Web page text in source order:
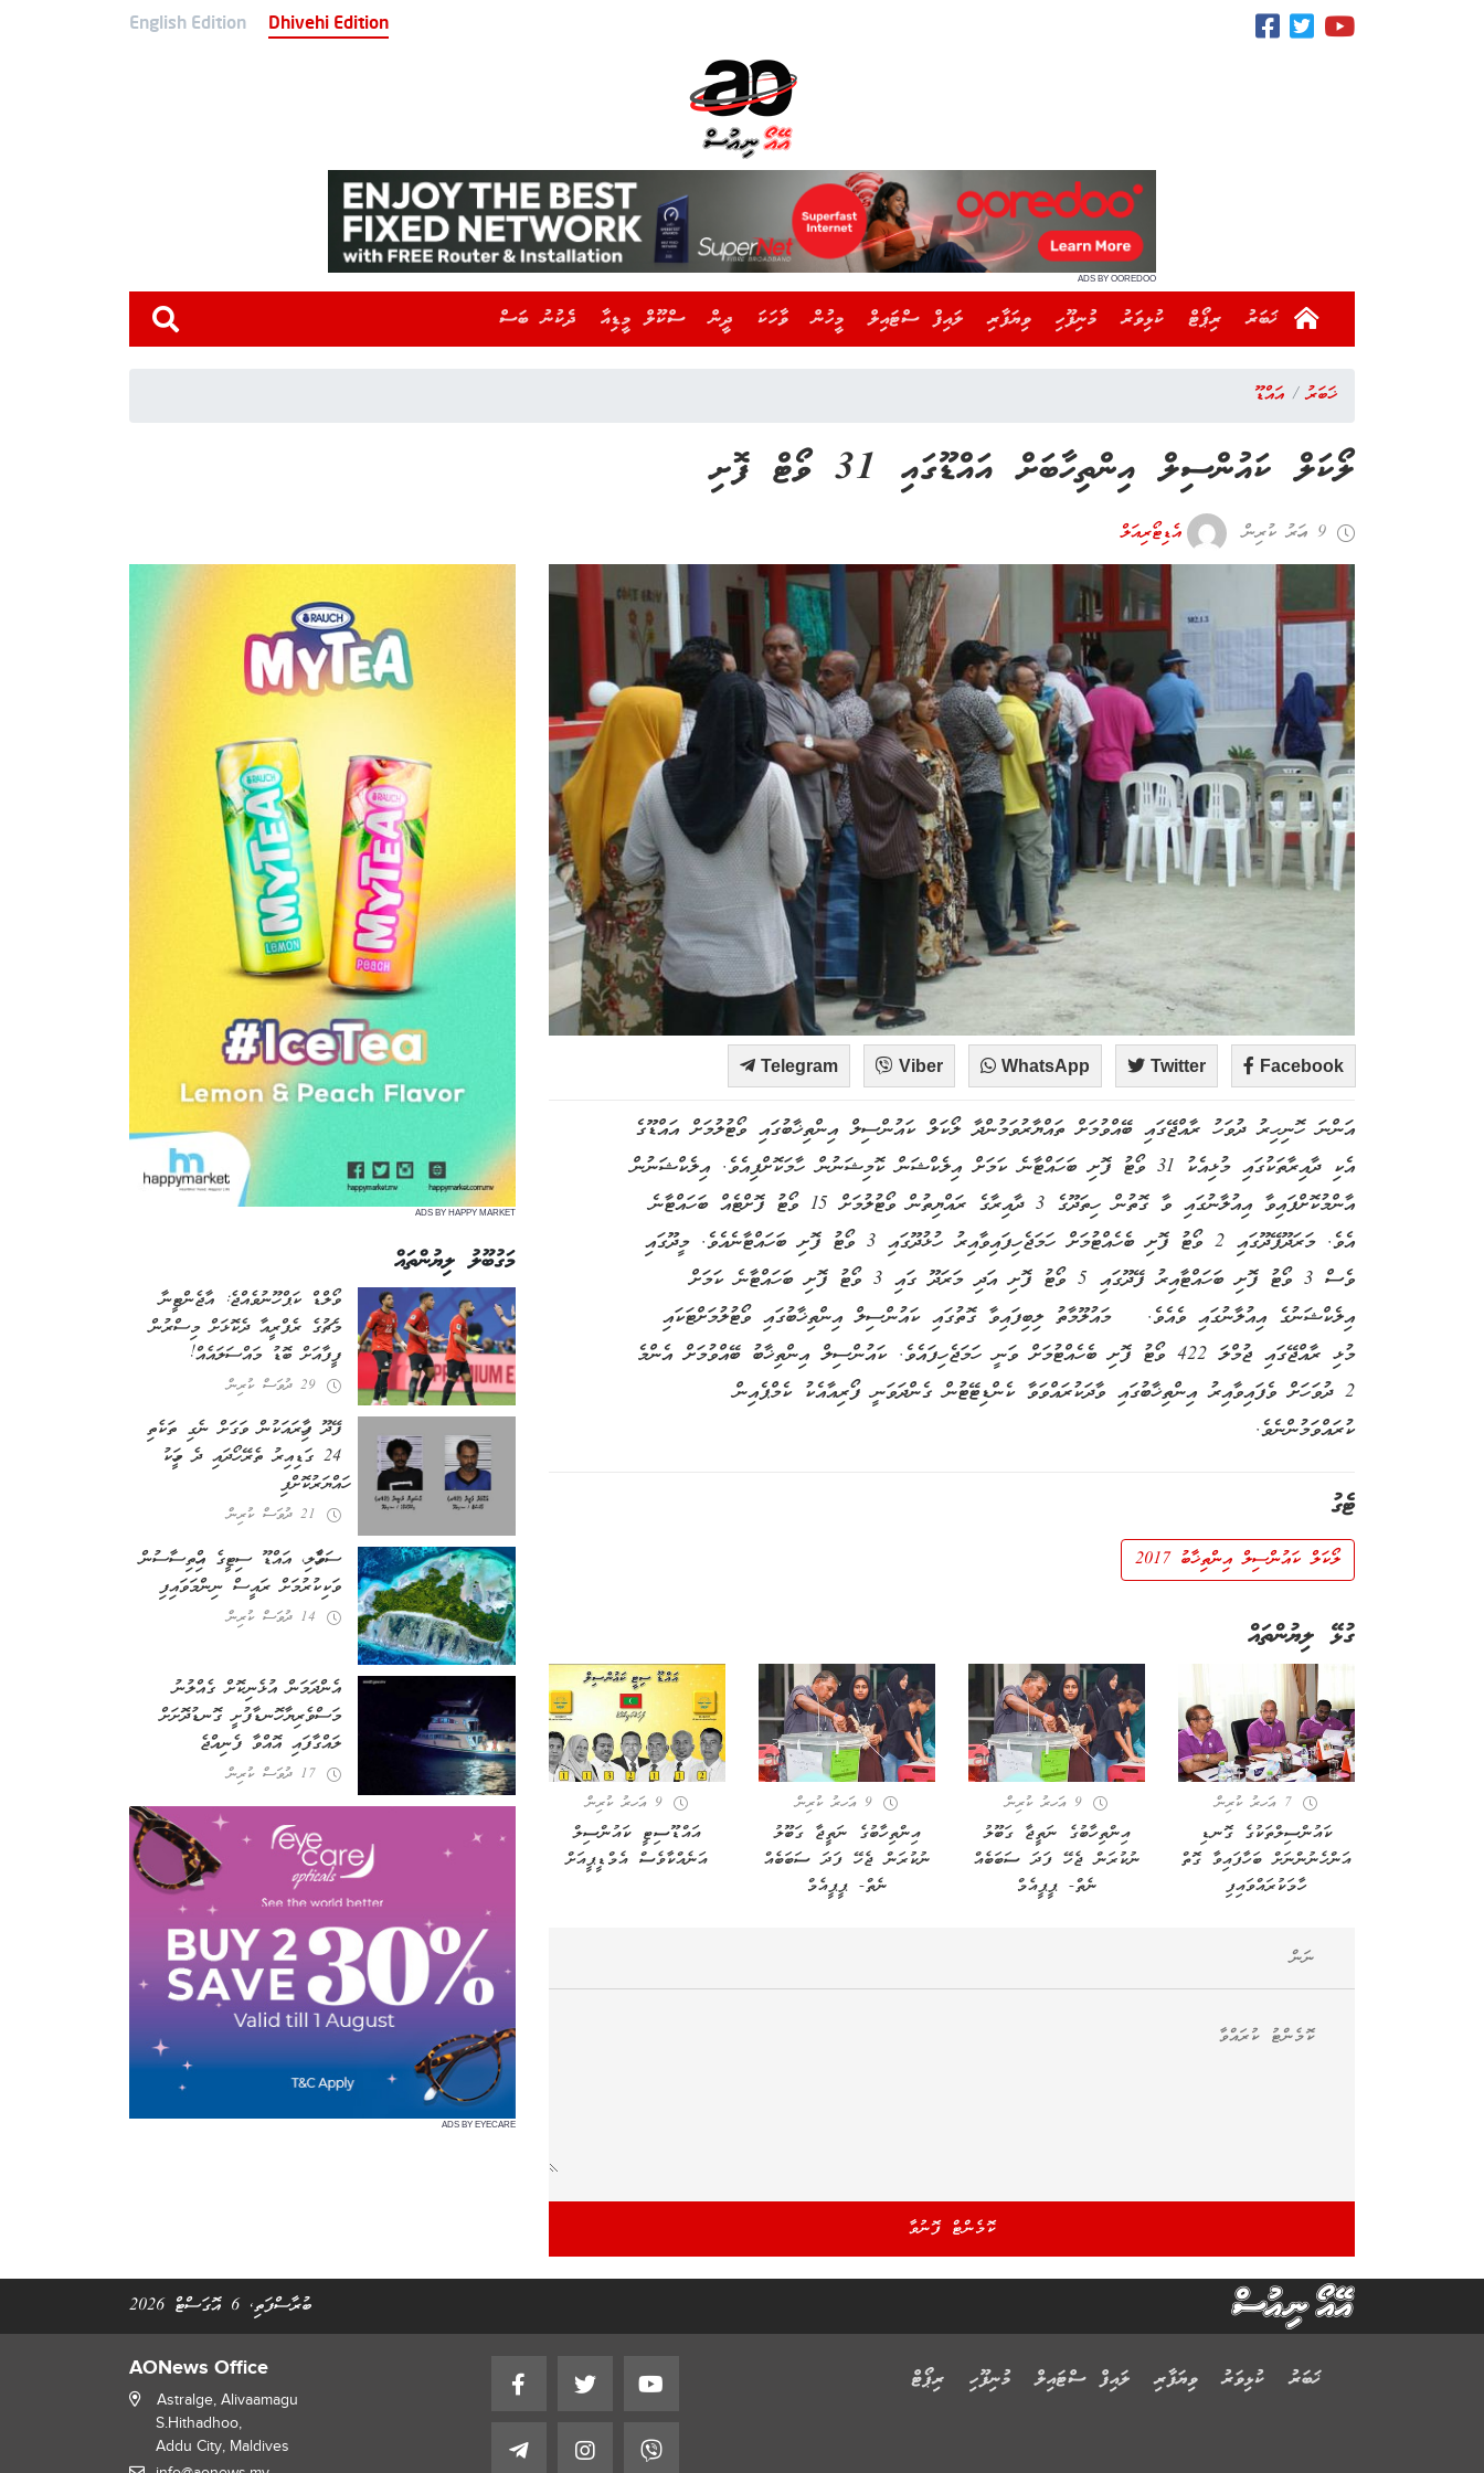
English Edition Dhivehi Edition
ADS BY OOREDOO
ޚަބަރު ރިޕޯޓް ކުޅިވަރު މުނިފޫހި ވިޔަފާރި ލައިފް ސްޓައިލް މީހުން ވާހަކަ ދީން ސްކޫލް މީޑިއާ ދެކުނު ބަސް 
ޚަބަރު އައްޑޫ
ލޯކަލް ކައުންސިލް އިންތިހާބަށް އައްޑޫގައި 31 ވޯޓް ފޮށި
9 އަހރު ކުރިން އެޑިޓޯރިއަލް
Telegram Viber WhatsApp Twitter Facebook
އަންނަ ހޮނިހިރު ދުވަހު ރާއްޖޭގައި ބޭއްވުމަށް ތައްޔާރުވަމުންދާ ލޯކަލް ކައުންސިލް އިންތިޚާބުގައި ވޯޓުލުމަށް އައްޑޫގެ
އެކި ދާއިރާތަކުގައި މުޅިއެކު 31 ވޯޓު ފޮށި ބަހައްޓާނެ ކަމަށް އިލެކްޝަން ކޮމިޝަނުން ހާމަކޮށްފިއެވެ. އިލެކްޝަނުން
އާންމުކޮށްފައިވާ އިއުލާނުގައި ވާ ގޮތުން ހިތަދޫގެ 3 ދާއިރާގެ ރައްޔިތުން ވޯޓުލުމަށް 15 ވޯޓު ފޮށްޓެއް ބަހައްޓާނެ
އެވެ. މަރަދޫފޭދޫގައި 2 ވޯޓު ފޮށި ބެހެއްޓުމަށް ހަމަޖެހިފައިވާއިރު ހުޅުދޫގައި 3 ވޯޓު ފޮށި ބަހައްޓާނެއެވެ. މީދޫގައި
ވެސް 3 ވޯޓު ފޮށި ބަހައްޓާއިރު ފޭދޫގައި 5 ވޯޓު ފޮށި އަދި މަރަދޫ ގައި 3 ވޯޓު ފޮށި ބަހައްޓާނެ ކަމަށް
އިލެކްޝަނުގެ އިއުލާނުގައި ވެއެވެ. މައުލޫމާތު ލިބިފައިވާ ގޮތުގައި ކައުންސިލް އިންތިޚާބުގައި ވޯޓުލުމަށްޓަކައި
މުޅި ރާއްޖޭގައި ޖުމްލަ 422 ވޯޓު ފޮށި ބެހެއްޓުމަށް ވަނީ ހަމަޖެހިފައެވެ. ކައުންސިލް އިންތިޚާބު ބޭއްވުމަށް އެންމެ
2 ދުވަހަށް ވެފައިވާއިރު އިންތިޚާބުގައި ވާދަކުރައްވަވާ ކެންޑިޓޭޓުން ގެންދަވަނީ ފޯރިއާއެކު ކެމްޕެއިން
ކުރައްވަމުންނެވެ.
ޓެގު
ލޯކަލް ކައުންސިލް އިންތިޚާބު 2017
ގުޅޭ ލިޔުންތައް
7 އަހރު ކުރިން
ކައުންސިލްތަކުގެ ގޮނޑި
އަންހެނުންނަށް ބަހާފައިވާ ގޮތް
ހާމަކުރައްވައިފި
9 އަހރު ކުރިން
އިންތިހާބުގެ ނަތީޖާ ގަބޫލު
ނުކުރަން ޖެހޭ ފަދަ ސަބަބެއް
ނެތް- ޕީޕީއެމް
9 އަހރު ކުރިން
އިންތިހާބުގެ ނަތީޖާ ގަބޫލު
ނުކުރަން ޖެހޭ ފަދަ ސަބަބެއް
ނެތް- ޕީޕީއެމް
9 އަހރު ކުރިން
އައްޑޫސިޓީ ކައުންސިލް
އަނެއްކާވެސް އެމްޑީޕީއަށް
ADS BY HAPPY MARKET
މަގުބޫލު ލިޔުންތައް
ވޯލްޑް ކަޕް ހޫނުވެއްޖެ: އާޖެންޓީނާ
މެޗުގެ ރެފްރީއާ ދެކޮޅަށް މިސްރުން
ފީފާއަށް ބޮޑު މައްސަލައެއް!
29 ދުވަސް ކުރިން
ފޭދޫ ފިހާރައަކުން ވަގަށް ނެގި ތަކެތި
24 ގަޑިއިރު ތެރޭ ހޯދައި ދެ މީހަކު
ހައްޔަރުކޮށްފި
21 ދުވަސް ކުރިން
ސަވާހެލި، އައްޑޫ ސިޓީގެ އިހްތިސާސުން
ވަކިކުރުމަށް ރައީސް ނިންމަވައިފި
14 ދުވަސް ކުރިން
އެންދަމަން އުޅެނިކޮށް ގެއްލުނު
މަސްވެރިޔާ ހޮނޑާފުށީ ގޮނޑުދޮށަށް
ލައްގާފައި އޮއްވާ ފެނިއްޖެ
17 ދުވަސް ކުރިން
ADS BY EYECARE
ބުރާސްފަތި, 6 އޮގަސްޓް 2026
AONews Office
Astralge, Alivaamagu
S.Hithadhoo,
Addu City, Maldives
ޚަބަރު ކުޅިވަރު ވިޔަފާރި ލައިފް ސްޓައިލް މުނިފޫހި ރިޕޯޓް